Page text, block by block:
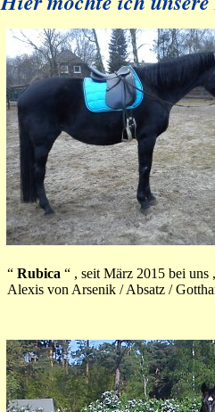
“ Rubica “ , seit März 2015 bei
Alexis von Arsenik / Absatz /